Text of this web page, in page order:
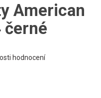
American
černé
hodnocení